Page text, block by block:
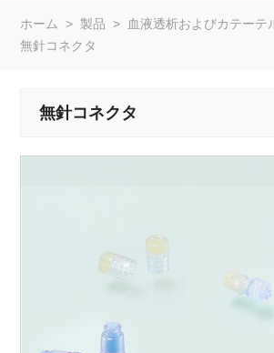
ホーム > 製品 > 血液透析およびカテーテ
無針コネクタ
無針コネクタ